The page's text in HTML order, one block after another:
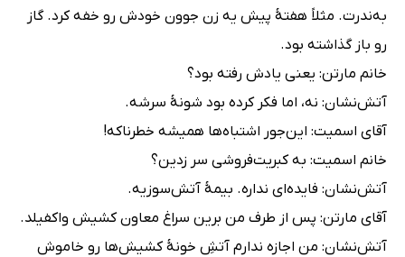
به‌ندرت. مثلاً هفتۀ پیش یه زن جوون خودش رو خفه کرد. گاز
رو باز گذاشته بود.
خانم مارتن: یعنی یادش رفته بود؟
آتش‌نشان: نه، اما فکر کرده بود شونۀ سرشه.
آقای اسمیت: این‌جور اشتباه‌ها همیشه خطرناکه!
خانم اسمیت: به کبریت‌فروشی سر زدین؟
آتش‌نشان: فایده‌ای نداره. بیمۀ آتش‌سوزیه.
آقای مارتن: پس از طرف من برین سراغ معاون کشیش واکفیلد.
آتش‌نشان: من اجازه ندارم آتشِ خونۀ کشیش‌ها رو خاموش